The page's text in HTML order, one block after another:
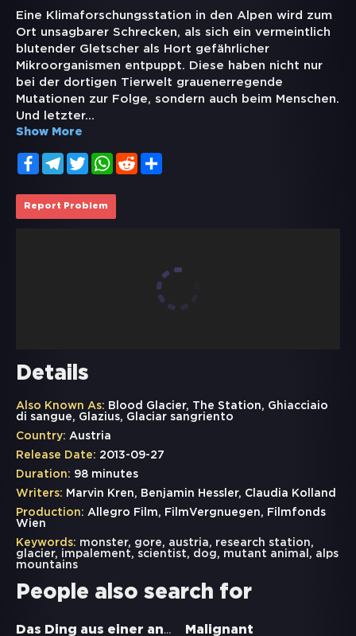
Eine Klimaforschungsstation in den Alpen wird zum
Ort unsagbarer Schrecken, als sich ein vermeintlich
blutender Gletscher als Hort gefährlicher
Mikroorganismen entpuppt. Diese haben nicht nur
bei der dortigen Tierwelt grauenerregende
Mutationen zur Folge, sondern auch beim Menschen.
Und letzter...
Show More
FacebookTelegramTwitterWhatsApp
Reddit
Report Problem
Details
Also Known As: Blood Glacier, The Station, Ghiacciaio
di sangue, Glazius, Glaciar sangriento
Country: Austria
Release Date: 2013-09-27
Duration: 98 minutes
Writers: Marvin Kren, Benjamin Hessler, Claudia Kolland
Production: Allegro Film, FilmVergnuegen, Filmfonds
Wien
Keywords: monster, gore, austria, research station,
glacier, impalement, scientist, dog , mutant animal , alps
mountains
People also search for
Das Ding aus einer anderen Welt Malignant